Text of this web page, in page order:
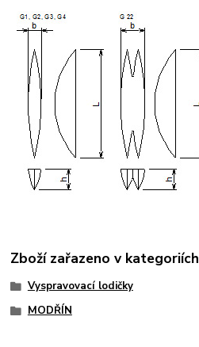
Zboží zařazeno v kategoriích
Vyspravovací lodičky
MODŘÍN